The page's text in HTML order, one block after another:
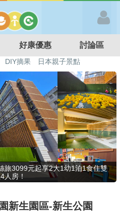
好康優惠 討論區
DIY摘果
日本親子景點
子餐廳 溫泉泡湯SPA
3099元起享2大1幼1泊1食住雙
人房！
新生園區-新生公園